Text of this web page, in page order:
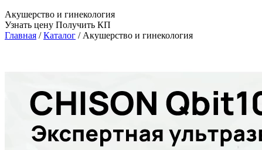
Акушерство и гинекология
Узнать цену Получить КП
Главная /Каталог / Акушерство и гинекология